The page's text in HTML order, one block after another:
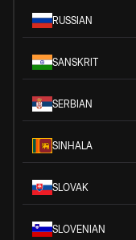
RUSSIAN
SANSKRIT
SERBIAN
SINHALA
SLOVAK
SLOVENIAN